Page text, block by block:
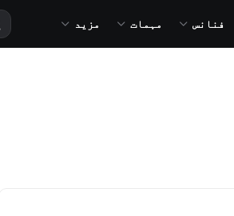
فنانس مہمات مزید